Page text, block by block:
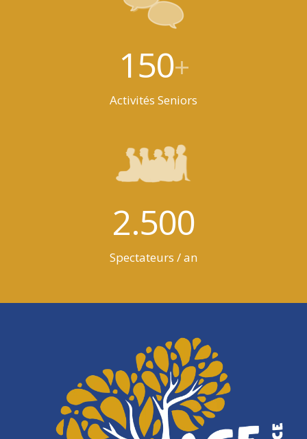
150+
Activités Seniors
2.500
Spectateurs / an